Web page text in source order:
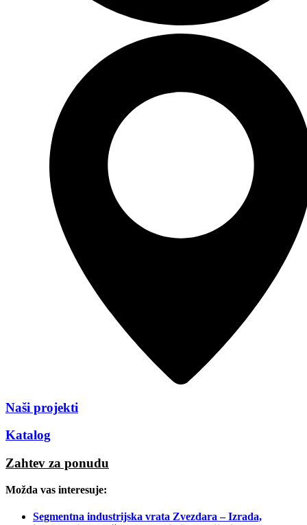
Naši projekti
Katalog
Zahtev za ponudu
Možda vas interesuje:
Segmentna industrijska vrata Zvezdara – Izrada,